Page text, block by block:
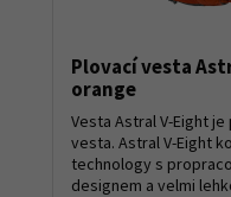
Plovací vesta
orange
Vesta Astral V-Eight
vesta. Astral V-Eight
technology s
designem a velmi